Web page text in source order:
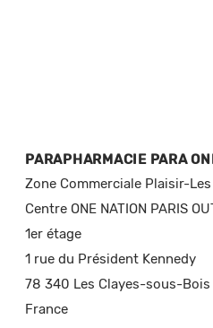
PARAPHARMACIE PARA
Zone Commerciale Plaisir-Les
Centre ONE NATION PARIS
1er étage
1 rue du Président Kennedy
78 340 Les Clayes-sous-Bois
France